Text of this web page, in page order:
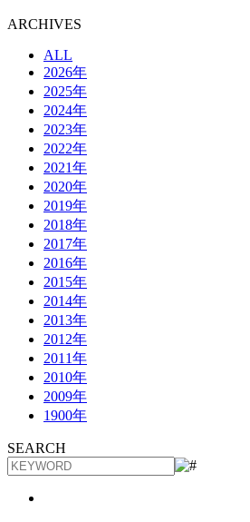
ARCHIVES
ALL
2026年
2025年
2024年
2023年
2022年
2021年
2020年
2019年
2018年
2017年
2016年
2015年
2014年
2013年
2012年
2011年
2010年
2009年
1900年
SEARCH